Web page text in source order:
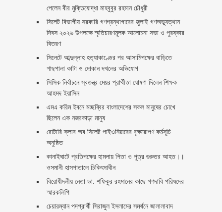
পেলেন বীর মুক্তিযোদ্ধা মাহবুবুর রহমান চৌধুরী ‎ ‎
সিলেট বিভাগীয় সরকারি গণগ্রন্থাগারের জুলাই গণঅভ্যুত্থান
দিবস ২০২৬ উপলক্ষে স্মৃতিচারণমূলক আলোচনা সভা ও পুরষ্কার
বিতরণ ‎ ‎
সিলেটে আব্দুল্লাহ হত্যাকাণ্ডের পর আসামিপক্ষের বাড়িতে
গাছপালা কাটা ও দোকান দখলের অভিযোগ
সিসিক নির্বাচনে স্বতন্ত্র মেয়র প্রার্থীতা ঘোষণা দিলেন শিক্ষক
আহমদ ইয়াসিন
এমএ করিম ইবনে মচ্ছব্বির বাংলাদেশের সকল মানুষের চোখে
ছিলেন এক নজরকাড়া মানুষ ‎
রোটারি ক্লাব অব সিলেট পাইওনিয়ারের বৃক্ষরোপণ কর্মসূচি
অনুষ্ঠিত
কানাইঘাটে প্রতিপক্ষের হামলায় পিতা ও পুত্র গুরুতর আহত।।
ওসমানী হাসপাতালে চিকিৎসাধীন
বিরোধীদলীয় নেতা ডা. শফিকুর রহমানের কাছে গণদাবি পরিষদের
স্মারকলিপি ‎
চেয়ারম্যান পদপ্রার্থী সিরাজুল ইসলামের সমর্থনে জালালাবাদ